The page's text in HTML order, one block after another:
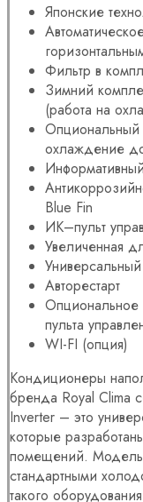
Японские
Фильтр в
Зимний
(работа на
Опциональный
охлаждение
Blue Fin
ИК–пульт
Увеличенная
Авторестарт
Опциональное
пульта
WI-FI (опция)
Кондиционеры
бренда Royal Clima
Inverter – это
которые
помещений.
стандартными
такого